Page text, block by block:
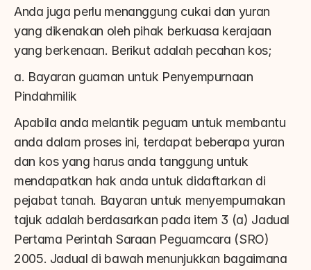
Anda juga perlu menanggung cukai dan yuran
yang dikenakan oleh pihak berkuasa kerajaan
yang berkenaan. Berikut adalah pecahan kos;
a. Bayaran guaman untuk Penyempurnaan
Pindahmilik
Apabila anda melantik peguam untuk membantu
anda dalam proses ini, terdapat beberapa yuran
dan kos yang harus anda tanggung untuk
mendapatkan hak anda untuk didaftarkan di
pejabat tanah. Bayaran untuk menyempurnakan
tajuk adalah berdasarkan pada item 3 (a) Jadual
Pertama Perintah Saraan Peguamcara (SRO)
2005. Jadual di bawah menunjukkan bagaimana